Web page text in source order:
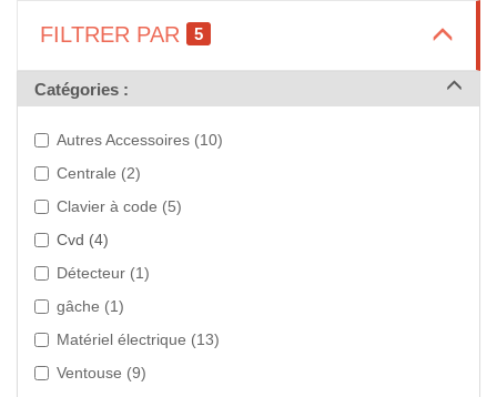
FILTRER PAR 5
Catégories :
Autres Accessoires (10)
Centrale (2)
Clavier à code (5)
Cvd (4)
Détecteur (1)
gâche (1)
Matériel électrique (13)
Ventouse (9)